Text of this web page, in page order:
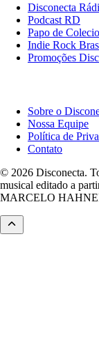
Disconecta
Podcast RD
Papo de
Indie Rock
Promoções
Sobre o
Nossa Equipe
Política de
Contato
© 2026 Disconecta.
musical editado a
MARCELO